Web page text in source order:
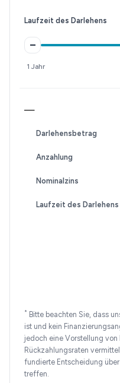
Laufzeit des Darlehens
–
1 Jahr
—
Darlehensbetrag
Anzahlung
Nominalzins
Laufzeit des Darlehens
* Bitte beachten Sie, dass
ist und kein
jedoch eine Vorstellung von
Rückzahlungsraten
fundierte Entscheidung
treffen.